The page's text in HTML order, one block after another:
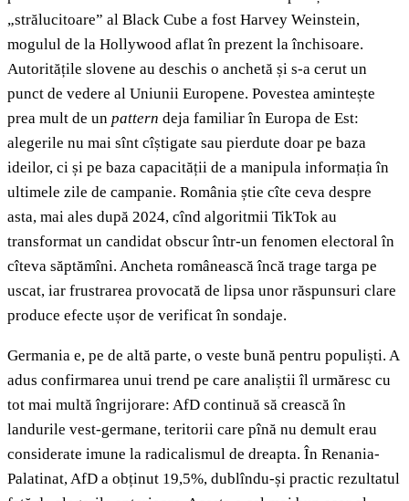
„strălucitoare” al Black Cube a fost Harvey Weinstein,
mogulul de la Hollywood aflat în prezent la închisoare.
Autoritățile slovene au deschis o anchetă și s-a cerut un
punct de vedere al Uniunii Europene. Povestea amintește
prea mult de un pattern deja familiar în Europa de Est:
alegerile nu mai sînt cîștigate sau pierdute doar pe baza
ideilor, ci și pe baza capacității de a manipula informația în
ultimele zile de campanie. România știe cîte ceva despre
asta, mai ales după 2024, cînd algoritmii TikTok au
transformat un candidat obscur într-un fenomen electoral în
cîteva săptămîni. Ancheta românească încă trage targa pe
uscat, iar frustrarea provocată de lipsa unor răspunsuri clare
produce efecte ușor de verificat în sondaje.
Germania e, pe de altă parte, o veste bună pentru populiști. A
adus confirmarea unui trend pe care analiștii îl urmăresc cu
tot mai multă îngrijorare: AfD continuă să crească în
landurile vest-germane, teritorii care pînă nu demult erau
considerate imune la radicalismul de dreapta. În Renania-
Palatinat, AfD a obținut 19,5%, dublîndu-și practic rezultatul